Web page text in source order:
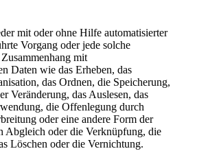
mit oder ohne Hilfe automatisierter
Vorgang oder jede solche
mit
Daten wie das Erheben, das
das Ordnen, die Speicherung,
Veränderung, das Auslesen, das
die Offenlegung durch
oder eine andere Form der
Abgleich oder die Verknüpfung, die
Löschen oder die Vernichtung.